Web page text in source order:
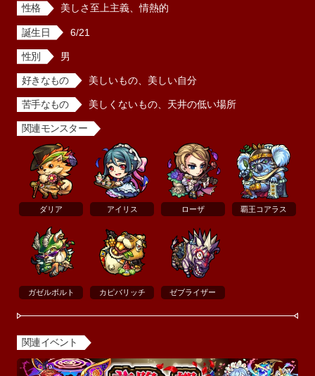
性格 美しさ至上主義、情熱的
誕生日 6/21
性別 男
好きなもの 美しいもの、美しい自分
苦手なもの 美しくないもの、天井の低い場所
関連モンスター
ダリア アイリス ローザ 覇王コアラス
ガゼルボルト カピバリッチ ゼブライザー
関連イベント